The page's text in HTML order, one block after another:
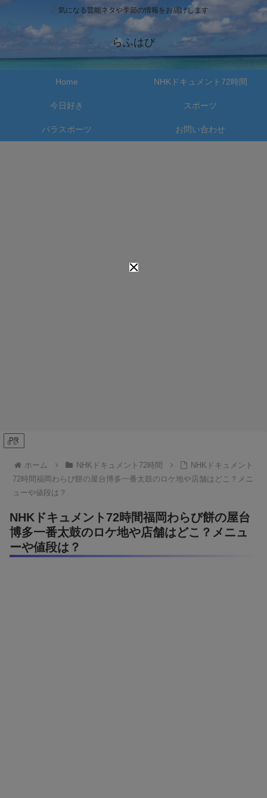
気になる芸能ネタや季節の情報をお届けします
らふはぴ
Home NHKドキュメント72時間
今日好き スポーツ
パラスポーツ お問い合わせ
PR
ホーム NHKドキュメント72時間
NHKドキュメント
72時間福岡わらび餅の屋台博多一番太鼓のロケ地や店舗はどこ？メニ
ューや値段は？
NHKドキュメント72時間福岡わらび餅の屋台
博多一番太鼓のロケ地や店舗はどこ？メニュ
ーや値段は？